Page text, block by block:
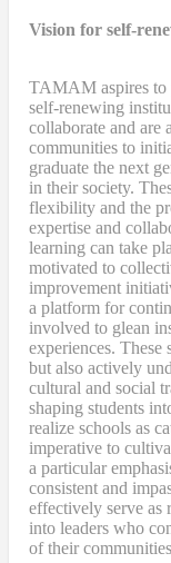
Vision for self-
TAMAM aspires to
self-renewing
collaborate and are
communities to
graduate the next
in their society.
flexibility and the
expertise and
learning can take
motivated to
improvement
a platform for
involved to glean
experiences.
but also actively
cultural and social
shaping students
realize schools as
imperative to
a particular
consistent and
effectively serve as
into leaders who
of their